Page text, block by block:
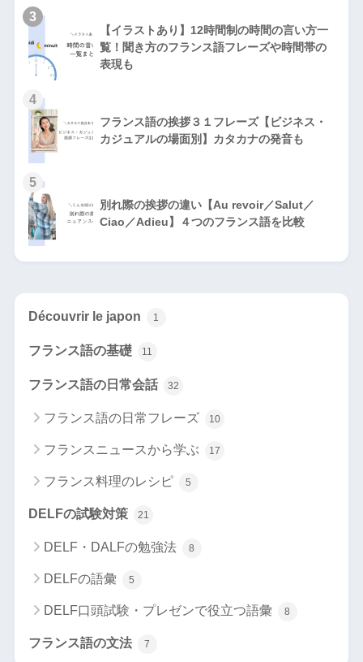
3
【イラストあり】12時間制の時間の言い方一
覧！聞き方のフランス語フレーズや時間帯の
表現も
4
フランス語の挨拶３１フレーズ【ビジネス・
カジュアルの場面別】カタカナの発音も
5
別れ際の挨拶の違い【Au revoir／Salut／
Ciao／Adieu】４つのフランス語を比較
Découvrir le japon 1
フランス語の基礎 11
フランス語の日常会話 32
フランス語の日常フレーズ 10
フランスニュースから学ぶ 17
フランス料理のレシピ 5
DELFの試験対策 21
DELF・DALFの勉強法 8
DELFの語彙 5
DELF口頭試験・プレゼンで役立つ語彙 8
フランス語の文法 7